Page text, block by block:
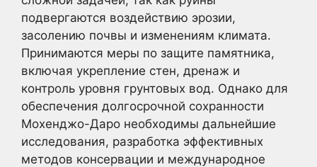
подвергаются воздействию эрозии,
засолению почвы и изменениям климата.
Принимаются меры по защите памятника,
включая укрепление стен, дренаж и
контроль уровня грунтовых вод. Однако для
обеспечения долгосрочной сохранности
Мохенджо-Даро необходимы дальнейшие
исследования, разработка эффективных
методов консервации и международное